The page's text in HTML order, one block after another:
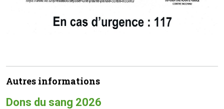
Autres informations
Dons du sang 2026